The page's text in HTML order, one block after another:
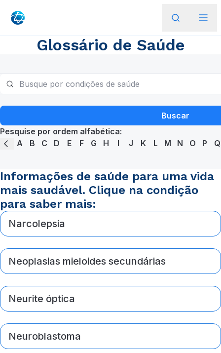
Glossário de Saúde
Buscar
Pesquise por ordem alfabética:
A
B C D E F G H I J K L M N O P Q
Informações de saúde para uma vida
mais saudável. Clique na condição
para saber mais:
Narcolepsia
Neoplasias mieloides secundárias
Neurite óptica
Neuroblastoma